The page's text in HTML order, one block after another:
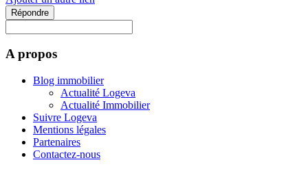
Répondre
A propos
Blog immobilier
Actualité Logeva
Actualité Immobilier
Suivre Logeva
Mentions légales
Partenaires
Contactez-nous